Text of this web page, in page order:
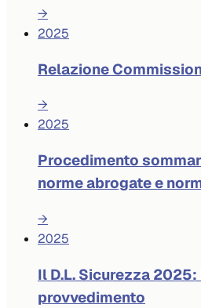
→
2025
Relazione
→
2025
Procedimento
norme abrogate e
→
2025
Il D.L. Sicurezza
provvedimento